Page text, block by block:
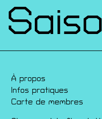
À propos
Infos pratiques
Carte de membres